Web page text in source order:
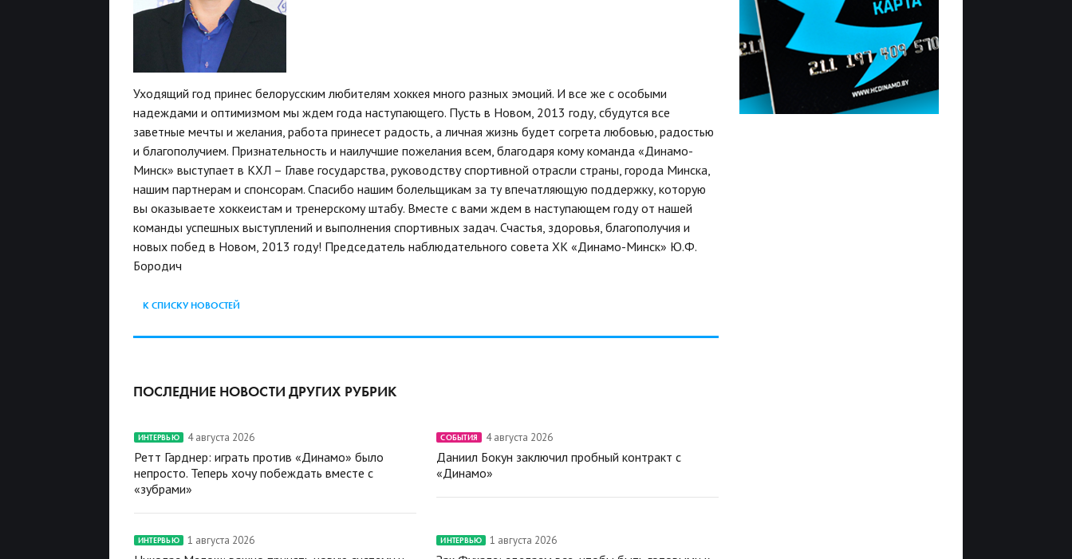
Уходящий год принес белорусским любителям хоккея много разных эмоций. И все же с особыми
надеждами и оптимизмом мы ждем года наступающего. Пусть в Новом, 2013 году, сбудутся все
заветные мечты и желания, работа принесет радость, а личная жизнь будет согрета любовью, радостью
и благополучием. Признательность и наилучшие пожелания всем, благодаря кому команда «Динамо-
Минск» выступает в КХЛ – Главе государства, руководству спортивной отрасли страны, города Минска,
нашим партнерам и спонсорам. Спасибо нашим болельщикам за ту впечатляющую поддержку, которую
вы оказываете хоккеистам и тренерскому штабу. Вместе с вами ждем в наступающем году от нашей
команды успешных выступлений и выполнения спортивных задач. Счастья, здоровья, благополучия и
новых побед в Новом, 2013 году! Председатель наблюдательного совета ХК «Динамо-Минск» Ю.Ф.
Бородич
К СПИСКУ НОВОСТЕЙ
ПОСЛЕДНИЕ НОВОСТИ ДРУГИХ РУБРИК
ИНТЕРВЬЮ 4 августа 2026
Ретт Гарднер: играть против «Динамо» было
непросто. Теперь хочу побеждать вместе с
«зубрами»
СОБЫТИЯ 4 августа 2026
Даниил Бокун заключил пробный контракт с
«Динамо»
ИНТЕРВЬЮ 1 августа 2026 ИНТЕРВЬЮ 1 августа 2026